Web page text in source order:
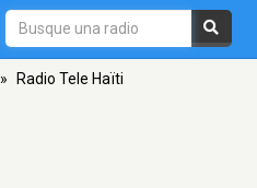
» Radio Tele Haïti